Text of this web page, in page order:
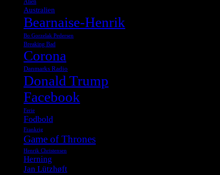
Alien
Australien
Bearnaise-Henrik
Bo Gorzelak Pedersen
Breaking Bad
Corona
Danmarks Radio
Donald Trump
Facebook
Ferie
Fodbold
Frankrig
Game of Thrones
Henrik Christensen
Herning
Jan Lützhøft